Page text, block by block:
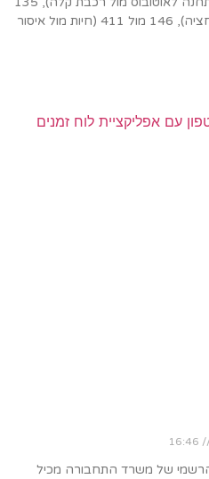
מול 306 (אזהרה מול סימון מעבר חציה), 146 מול 411 (חיות מול איסור
של משרד התחבורה מכיל